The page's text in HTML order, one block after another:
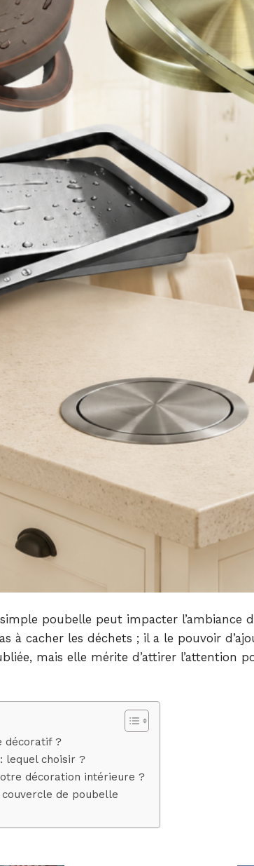
poubelle peut impacter l’ambiance
à cacher les déchets ; il a le pouvoir
mais elle mérite d’attirer l’attention
décoratif ?
lequel choisir ?
décoration intérieure ?
de poubelle